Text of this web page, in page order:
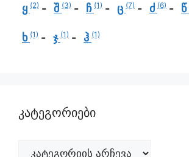
ყ (2) შ (3) ჩ (1) ც (7) ძ (6) წ
ხ (1) ჯ (1) ჰ (1)
კატეგორიები